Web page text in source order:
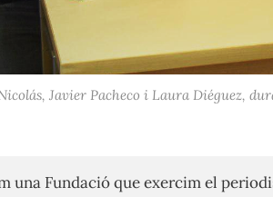
Javier Pacheco i Laura Diéguez,
una Fundació que exercim el